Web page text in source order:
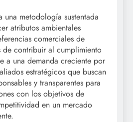
una metodología sustentada
atributos ambientales
comerciales de
de contribuir al cumplimiento
a una demanda creciente por
estratégicos que buscan
y transparentes para
con los objetivos de
en un mercado